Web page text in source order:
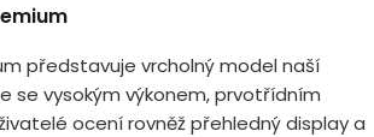
představuje vrcholný model naší
se vysokým výkonem, prvotřídním
ocení rovněž přehledný display a